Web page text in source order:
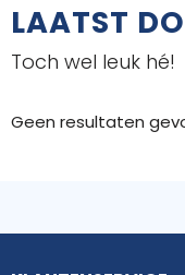
LAATST
Toch wel leuk hé!
Geen resultaten